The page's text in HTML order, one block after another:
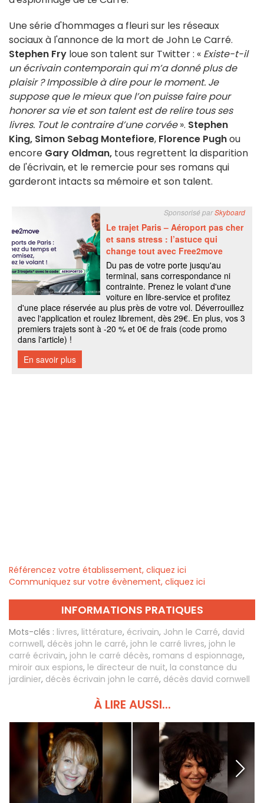
Une série d'hommages a fleuri sur les réseaux
sociaux à l'annonce de la mort de John Le Carré.
Stephen Fry loue son talent sur Twitter : « Existe-t-il
un écrivain contemporain qui m’a donné plus de
plaisir ? Impossible à dire pour le moment. Je
suppose que le mieux que l’on puisse faire pour
honorer sa vie et son talent est de relire tous ses
livres. Tout le contraire d’une corvée». Stephen
King, Simon Sebag Montefiore, Florence Pughou
encore Gary Oldman, tous regrettent la disparition
de l'écrivain, et le remercie pour ses romans qui
garderont intacts sa mémoire et son talent.
Référencez votre établissement, cliquez ici
Communiquez sur votre évènement, cliquez ici
INFORMATIONS PRATIQUES
Mots-clés : livres, littérature, écrivain, John le Carré, david
cornwell, décès john le carré, john le carré livres, john le
carré écrivain, john le carré décès, romans d espionnage,
miroir aux espions, le directeur de nuit, la constance du
jardinier, décès écrivain john le carré, décès david cornwell
À LIRE AUSSI...